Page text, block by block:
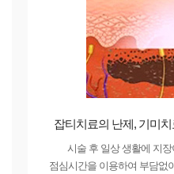
잡티치료의 난제, 기미
시술 후 일상 생활에 지
점심시간을 이용하여 부담없